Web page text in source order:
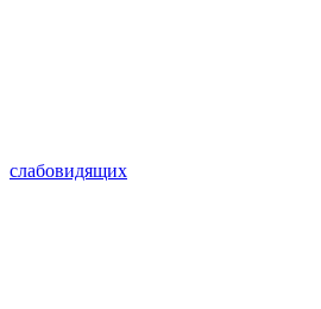
слабовидящих